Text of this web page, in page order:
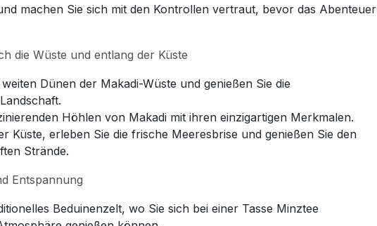
machen Sie sich mit den Kontrollen vertraut, bevor das Abenteuer
die Wüste und entlang der Küste
Dünen der Makadi-Wüste und genießen Sie die
Höhlen von Makadi mit ihren einzigartigen Merkmalen.
Küste, erleben Sie die frische Meeresbrise und genießen Sie den
Strände.
Entspannung
Beduinenzelt, wo Sie sich bei einer Tasse Minztee